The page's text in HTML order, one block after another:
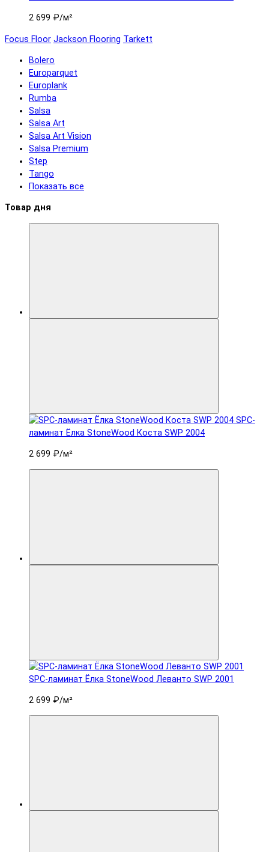
2 699 ₽/м²
Focus Floor Jackson Flooring Tarkett
Bolero
Europarquet
Europlank
Rumba
Salsa
Salsa Art
Salsa Art Vision
Salsa Premium
Step
Tango
Показать все
Товар дня
SPC-
ламинат Ëлка StoneWood Коста SWP 2004
2 699 ₽/м²
SPC-ламинат Ëлка StoneWood Леванто SWP 2001
2 699 ₽/м²